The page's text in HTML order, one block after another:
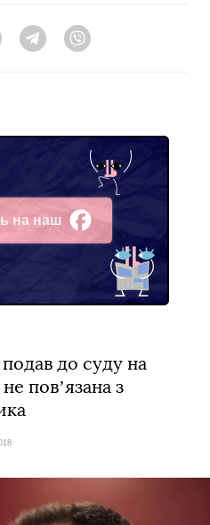
Twitter Telegram
на наш
до суду на
повʼязана з